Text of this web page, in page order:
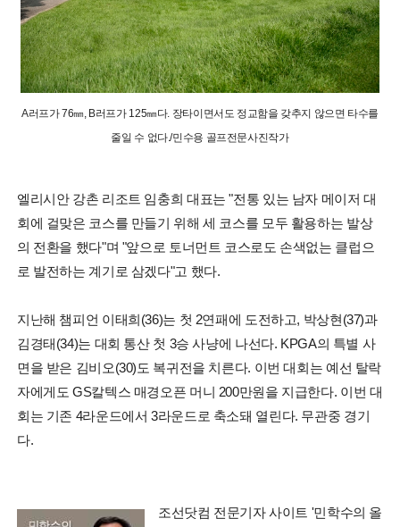
A러프가 76㎜, B러프가 125㎜다. 장타이면서도 정교함을 갖추지 않으면 타수를
줄일 수 없다./민수용 골프전문사진작가
엘리시안 강촌 리조트 임충희 대표는 "전통 있는 남자 메이저 대
회에 걸맞은 코스를 만들기 위해 세 코스를 모두 활용하는 발상
의 전환을 했다"며 "앞으로 토너먼트 코스로도 손색없는 클럽으
로 발전하는 계기로 삼겠다"고 했다.
지난해 챔피언 이태희(36)는 첫 2연패에 도전하고, 박상현(37)과
김경태(34)는 대회 통산 첫 3승 사냥에 나선다. KPGA의 특별 사
면을 받은 김비오(30)도 복귀전을 치른다. 이번 대회는 예선 탈락
자에게도 GS칼텍스 매경오픈 머니 200만원을 지급한다. 이번 대
회는 기존 4라운드에서 3라운드로 축소돼 열린다. 무관중 경기
다.
조선닷컴 전문기자 사이트 '민학수의 올